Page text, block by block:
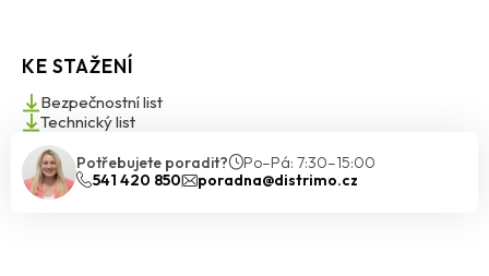
KE STAŽENÍ
Bezpečnostní list
Technický list
Potřebujete poradit?
Po–Pá: 7:30–15:00
541 420 850
poradna@distrimo.cz